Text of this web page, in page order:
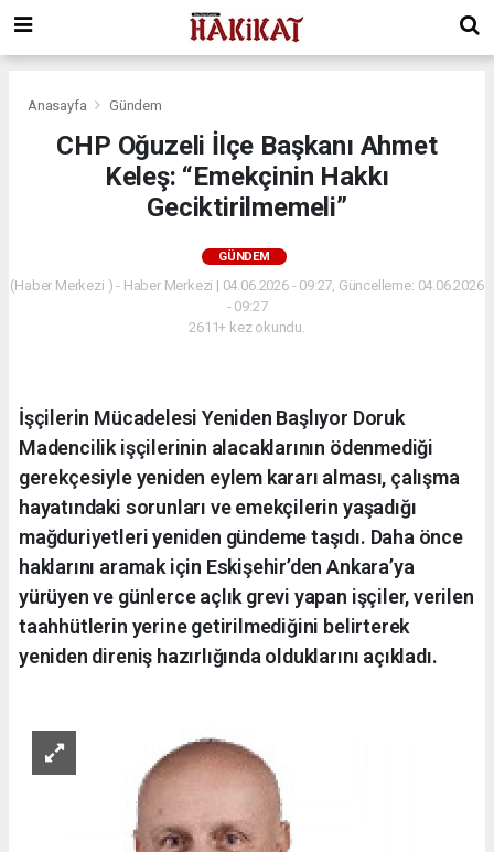
Anasayfa Gündem
CHP Oğuzeli İlçe Başkanı Ahmet
Keleş: “Emekçinin Hakkı
Geciktirilmemeli”
GÜNDEM
(Haber Merkezi ) - Haber Merkezi | 04.06.2026 - 09:27, Güncelleme: 04.06.2026
- 09:27
2611+ kez okundu.
İşçilerin Mücadelesi Yeniden Başlıyor Doruk
Madencilik işçilerinin alacaklarının ödenmediği
gerekçesiyle yeniden eylem kararı alması, çalışma
hayatındaki sorunları ve emekçilerin yaşadığı
mağduriyetleri yeniden gündeme taşıdı. Daha önce
haklarını aramak için Eskişehir’den Ankara’ya
yürüyen ve günlerce açlık grevi yapan işçiler, verilen
taahhütlerin yerine getirilmediğini belirterek
yeniden direniş hazırlığında olduklarını açıkladı.